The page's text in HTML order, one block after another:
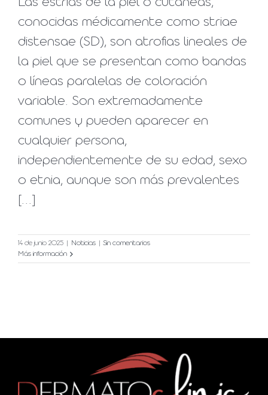
Las estrías de la piel o cutáneas,
conocidas médicamente como striae
distensae (SD), son atrofias lineales de
la piel que se presentan como bandas
o líneas paralelas de coloración
variable. Son extremadamente
comunes y pueden aparecer en
cualquier persona,
independientemente de su edad, sexo
o etnia, aunque son más prevalentes
[...]
14 de junio 2025 Noticias
Sin comentarios
Más información